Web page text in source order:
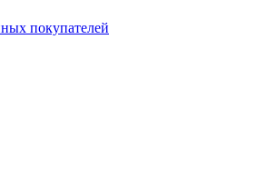
покупателей